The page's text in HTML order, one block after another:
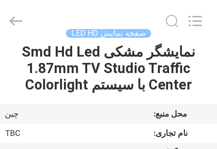
خانه
محصولات
نمایش
Creation
Limited.
صفحه نمایش LED HD
نمایشگر مشکی Smd Hd Led
1.87mm TV Studio Traffic
Center با سیستم Colorlight
محل منبع:
چین
نام تجاری:
TBC